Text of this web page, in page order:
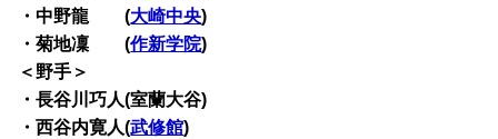
・中野龍 (大崎中央)
・菊地凜 (作新学院)
＜野手＞
・長谷川巧人(室蘭大谷)
・西谷内寛人(武修館)